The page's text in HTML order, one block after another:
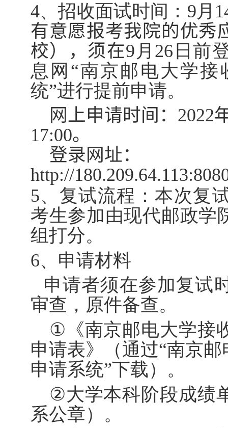
4、招收面试时间： 9 月
有意愿报考我院的优秀
校），须在9 月 26 日前
息网“南京邮电大学
统”进行提前申请。
网上申请时间： 2022
17:00。
登录网址：
http://
5、复试流程：本次复
考生参加由现代邮政学
组打分。
6、申请材料
申请者须在参加复试
审查，原件备查。
① 《南京邮电大学
申请表》（通过“南京
申请系统”下载）。
②大学本科阶段成绩
系公章）。